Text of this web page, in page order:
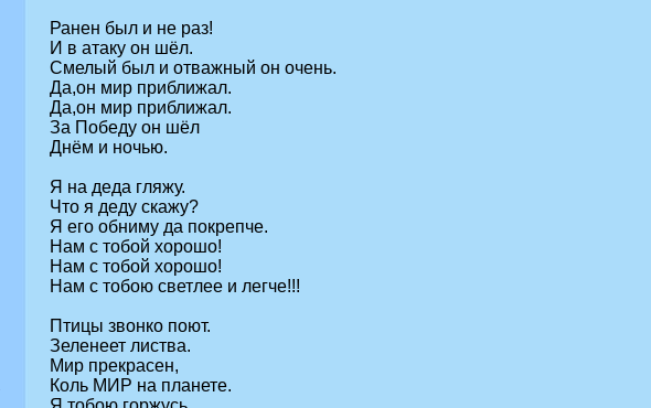
Ранен был и не раз!
И в атаку он шёл.
Смелый был и отважный он очень.
Да,он мир приближал.
Да,он мир приближал.
За Победу он шёл
Днём и ночью.
Я на деда гляжу.
Что я деду скажу?
Я его обниму да покрепче.
Нам с тобой хорошо!
Нам с тобой хорошо!
Нам с тобою светлее и легче!!!
Птицы звонко поют.
Зеленеет листва.
Мир прекрасен,
Коль МИР на планете.